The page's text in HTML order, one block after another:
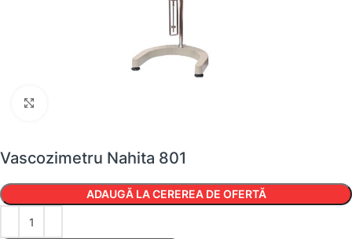
Vascozimetru Nahita 801
ADAUGĂ LA CEREREA DE OFERTĂ